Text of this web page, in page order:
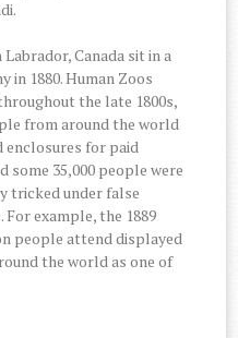
Canada sit in a
in 1880. Human Zoos
the late 1800s,
from around the world
for paid
some 35,000 people were
tricked under false
For example, the 1889
people attend displayed
the world as one of